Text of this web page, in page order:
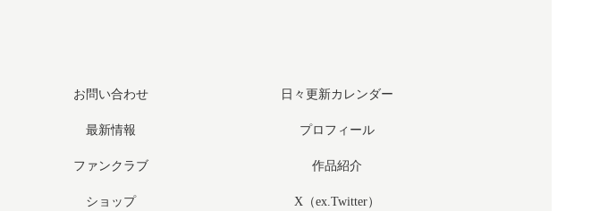
お問い合わせ 日々更新カレンダー
最新情報 プロフィール
ファンクラブ 作品紹介
ショップ X（ex.Twitter）